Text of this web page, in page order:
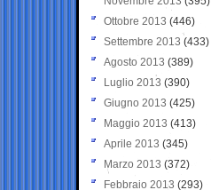
Ottobre 2013 (446)
Settembre 2013 (433)
Agosto 2013 (389)
Luglio 2013 (390)
Giugno 2013 (425)
Maggio 2013 (413)
Aprile 2013 (345)
Marzo 2013 (372)
Febbraio 2013 (293)